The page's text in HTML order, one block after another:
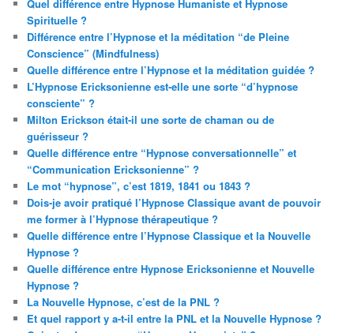
Quel différence entre Hypnose Humaniste et Hypnose
Spirituelle ?
Différence entre l’Hypnose et la méditation “de Pleine
Conscience” (Mindfulness)
Quelle différence entre l’Hypnose et la méditation guidée ?
L’Hypnose Ericksonienne est-elle une sorte “d’hypnose
consciente” ?
Milton Erickson était-il une sorte de chaman ou de
guérisseur ?
Quelle différence entre “Hypnose conversationnelle” et
“Communication Ericksonienne” ?
Le mot “hypnose”, c’est 1819, 1841 ou 1843 ?
Dois-je avoir pratiqué l’Hypnose Classique avant de pouvoir
me former à l’Hypnose thérapeutique ?
Quelle différence entre l’Hypnose Classique et la Nouvelle
Hypnose ?
Quelle différence entre Hypnose Ericksonienne et Nouvelle
Hypnose ?
La Nouvelle Hypnose, c’est de la PNL ?
Et quel rapport y a-t-il entre la PNL et la Nouvelle Hypnose ?